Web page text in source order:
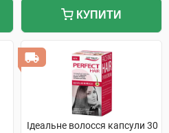
КУПИТИ
Ідеальне волосся капсули 30